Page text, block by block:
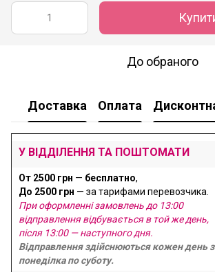
До обраного
Доставка Оплата
У ВІДДІЛЕННЯ ТА ПОШТОМАТИ
От 2500 грн — бесплатно,
До 2500 грн — за тарифами перевозчика.
При оформленні замовлень до 13:00
відправлення відбувається в той же день,
після 13:00 — наступного дня.
Відправлення здійснюються кожен день з
понеділка по суботу.